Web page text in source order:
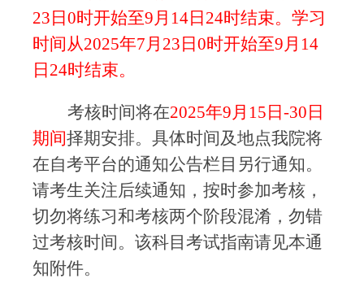
23 日 0时开始至9月 14日 24时结束。学习
时间从2025年7月 23 日 0时开始至9月 14
日 24时结束。
考核时间将在2025年9月 15 日 -30 日
期间择期安排。具体时间及地点我院将
在自考平台的通知公告栏目另行通知。
请考生关注后续通知，按时参加考核，
切勿将练习和考核两个阶段混淆，勿错
过考核时间。该科目考试指南请见本通
知附件。